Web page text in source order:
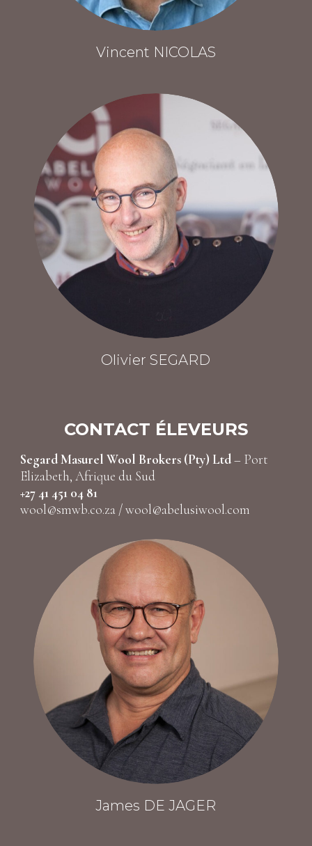
Vincent NICOLAS
Olivier SEGARD
CONTACT ÉLEVEURS
Segard Masurel Wool Brokers (Pty) Ltd– Port
Elizabeth, Afrique du Sud
+27 41 451 04 81
wool@smwb.co.za /wool@abelusiwool.com
James DE JAGER